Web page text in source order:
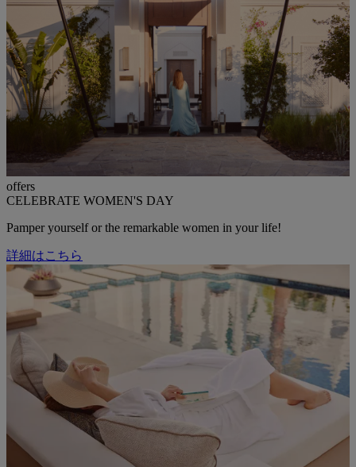
offers
CELEBRATE WOMEN'S DAY
Pamper yourself or the remarkable women in your life!
詳細はこちら